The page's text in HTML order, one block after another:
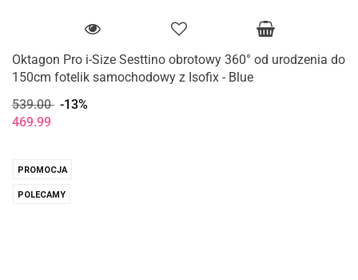
Oktagon Pro i-Size Sesttino obrotowy 360° od urodzenia do
150cm fotelik samochodowy z Isofix - Blue
539.00 -13%
469.99
PROMOCJA
POLECAMY